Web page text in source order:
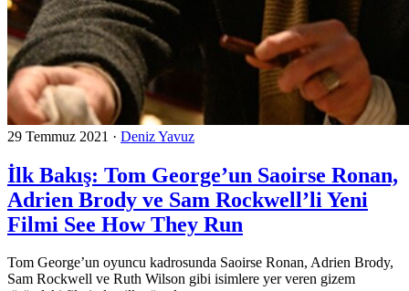
29 Temmuz 2021 · Deniz Yavuz
İlk Bakış: Tom George’un Saoirse Ronan,
Adrien Brody ve Sam Rockwell’li Yeni
Filmi See How They Run
Tom George’un oyuncu kadrosunda Saoirse Ronan, Adrien Brody,
Sam Rockwell ve Ruth Wilson gibi isimlere yer veren gizem